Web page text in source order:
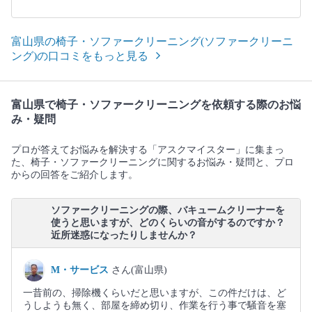
富山県の椅子・ソファークリーニング(ソファークリーニ
ング)の口コミをもっと見る
富山県で椅子・ソファークリーニングを依頼する際のお悩
み・疑問
プロが答えてお悩みを解決する「アスクマイスター」に集まっ
た、椅子・ソファークリーニングに関するお悩み・疑問と、プロ
からの回答をご紹介します。
ソファークリーニングの際、バキュームクリーナーを
使うと思いますが、どのくらいの音がするのですか？
近所迷惑になったりしませんか？
M・サービス さん(富山県)
一昔前の、掃除機くらいだと思いますが、この件だけは、ど
うしようも無く、部屋を締め切り、作業を行う事で騒音を塞